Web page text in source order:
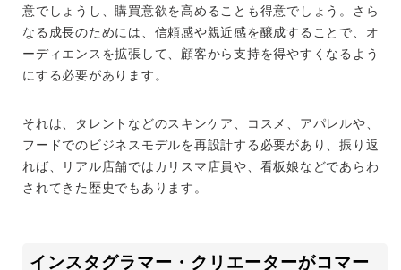
意でしょうし、購買意欲を高めることも得意でしょう。さら
なる成長のためには、信頼感や親近感を醸成することで、オ
ーディエンスを拡張して、顧客から支持を得やすくなるよう
にする必要があります。
それは、タレントなどのスキンケア、コスメ、アパレルや、
フードでのビジネスモデルを再設計する必要があり、振り返
れば、リアル店舗ではカリスマ店員や、看板娘などであらわ
されてきた歴史でもあります。
インスタグラマー・クリエーターがコマー